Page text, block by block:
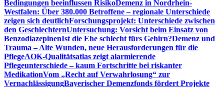
Bedingungen beeinflussen RisikoDemenz in Nordrhein-
Westfalen: Über 380.000 Betroffene – regionale Unterschiede
zeigen sich deutlichForschungsprojekt: Unterschiede zwischen
den GeschlechternUntersuchung: Vorsicht beim Einsatz von
BenzodiazepinenIst die Ehe schlecht fürs Gehirn?Demenz und
Trauma – Alte Wunden, neue Herausforderungen für die
PflegeAOK-Qualitätsatlas zeigt alarmierende
Pflegeunterschiede – kaum Fortschritte bei riskanter
MedikationVom „Recht auf Verwahrlosung“ zur
VernachlässigungBayerischer Demenzfonds fördert Projekte